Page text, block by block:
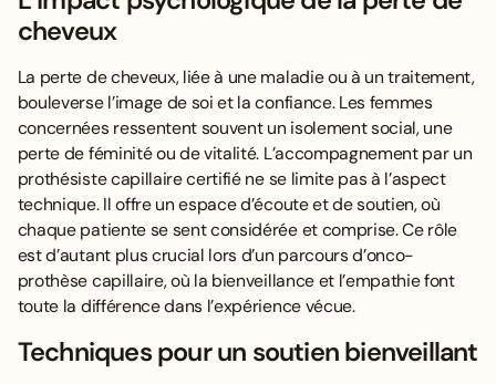
cheveux
La perte de cheveux, liée à une maladie ou à un traitement,
bouleverse l’image de soi et la confiance. Les femmes
concernées ressentent souvent un isolement social, une
perte de féminité ou de vitalité. L’accompagnement par un
prothésiste capillaire certifié ne se limite pas à l’aspect
technique. Il offre un espace d’écoute et de soutien, où
chaque patiente se sent considérée et comprise. Ce rôle
est d’autant plus crucial lors d’un parcours d’onco-
prothèse capillaire, où la bienveillance et l’empathie font
toute la différence dans l’expérience vécue.
Techniques pour un soutien bienveillant